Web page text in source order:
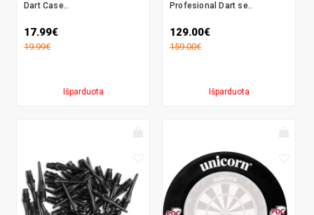
Dart Case..
17.99€
19.99€
Išparduota
Profesional Dart se..
129.00€
159.00€
Išparduota